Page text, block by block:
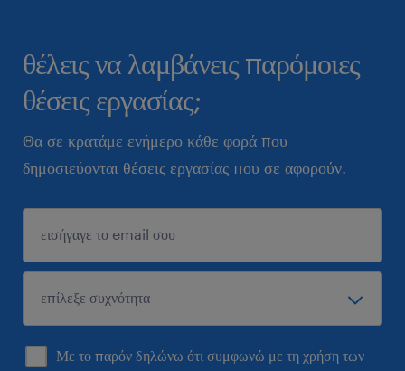
θέλεις να λαμβάνεις παρόμοιες
θέσεις εργασίας;
Θα σε κρατάμε ενήμερο κάθε φορά που
δημοσιεύονται θέσεις εργασίας που σε αφορούν.
Με το παρόν δηλώνω ότι συμφωνώ με τη χρήση των